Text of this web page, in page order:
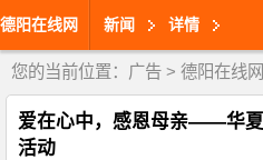
德阳在线网 新闻 详情
您的当前位置： 广告 > 德阳在线网
爱在心中，感恩母亲——华夏
活动